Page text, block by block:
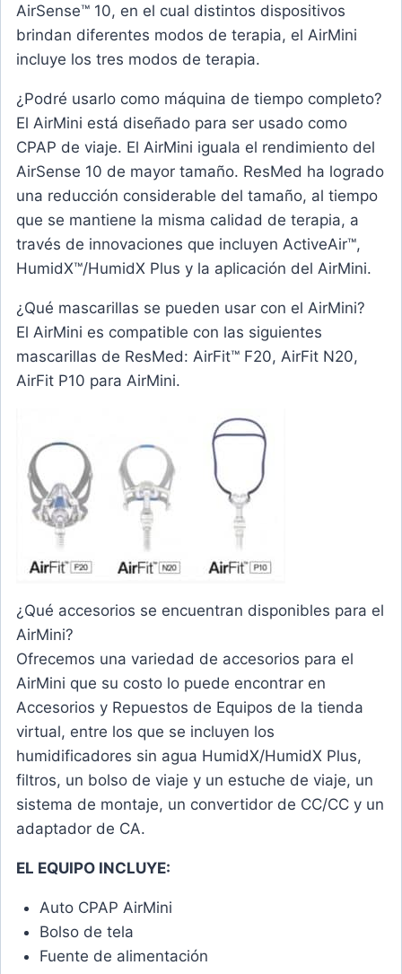
AirSense™ 10, en el cual distintos dispositivos
brindan diferentes modos de terapia, el AirMini
incluye los tres modos de terapia.
¿Podré usarlo como máquina de tiempo completo?
El AirMini está diseñado para ser usado como
CPAP de viaje. El AirMini iguala el rendimiento del
AirSense 10 de mayor tamaño. ResMed ha logrado
una reducción considerable del tamaño, al tiempo
que se mantiene la misma calidad de terapia, a
través de innovaciones que incluyen ActiveAir™,
HumidX™/HumidX Plus y la aplicación del AirMini.
¿Qué mascarillas se pueden usar con el AirMini?
El AirMini es compatible con las siguientes
mascarillas de ResMed: AirFit™ F20, AirFit N20,
AirFit P10 para AirMini.
¿Qué accesorios se encuentran disponibles para el
AirMini?
Ofrecemos una variedad de accesorios para el
AirMini que su costo lo puede encontrar en
Accesorios y Repuestos de Equipos de la tienda
virtual, entre los que se incluyen los
humidificadores sin agua HumidX/HumidX Plus,
filtros, un bolso de viaje y un estuche de viaje, un
sistema de montaje, un convertidor de CC/CC y un
adaptador de CA.
EL EQUIPO INCLUYE:
Auto CPAP AirMini
Bolso de tela
Fuente de alimentación